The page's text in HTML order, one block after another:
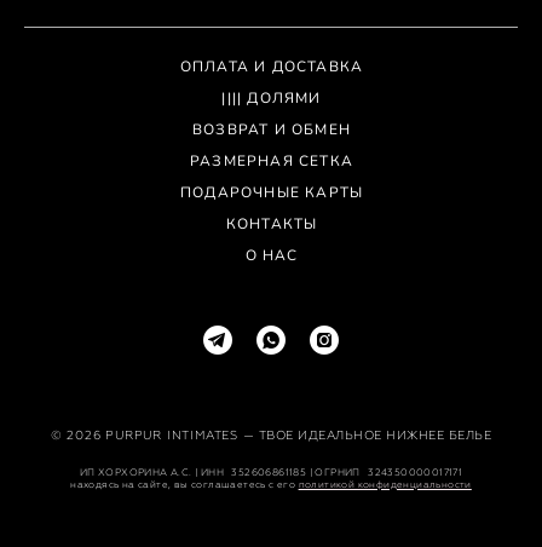
ОПЛАТА И ДОСТАВКА
|||| ДОЛЯМИ
ВОЗВРАТ И ОБМЕН
РАЗМЕРНАЯ СЕТКА
ПОДАРОЧНЫЕ КАРТЫ
КОНТАКТЫ
О НАС
© 2026 PURPUR INTIMATES — ТВОЕ ИДЕАЛЬНОЕ НИЖНЕЕ БЕЛЬЕ
ИП ХОРХОРИНА А.С. | ИНН⠀352606861185 | ОГРНИП⠀324350000017171
находясь на сайте, вы соглашаетесь с его политикой конфиденциальности